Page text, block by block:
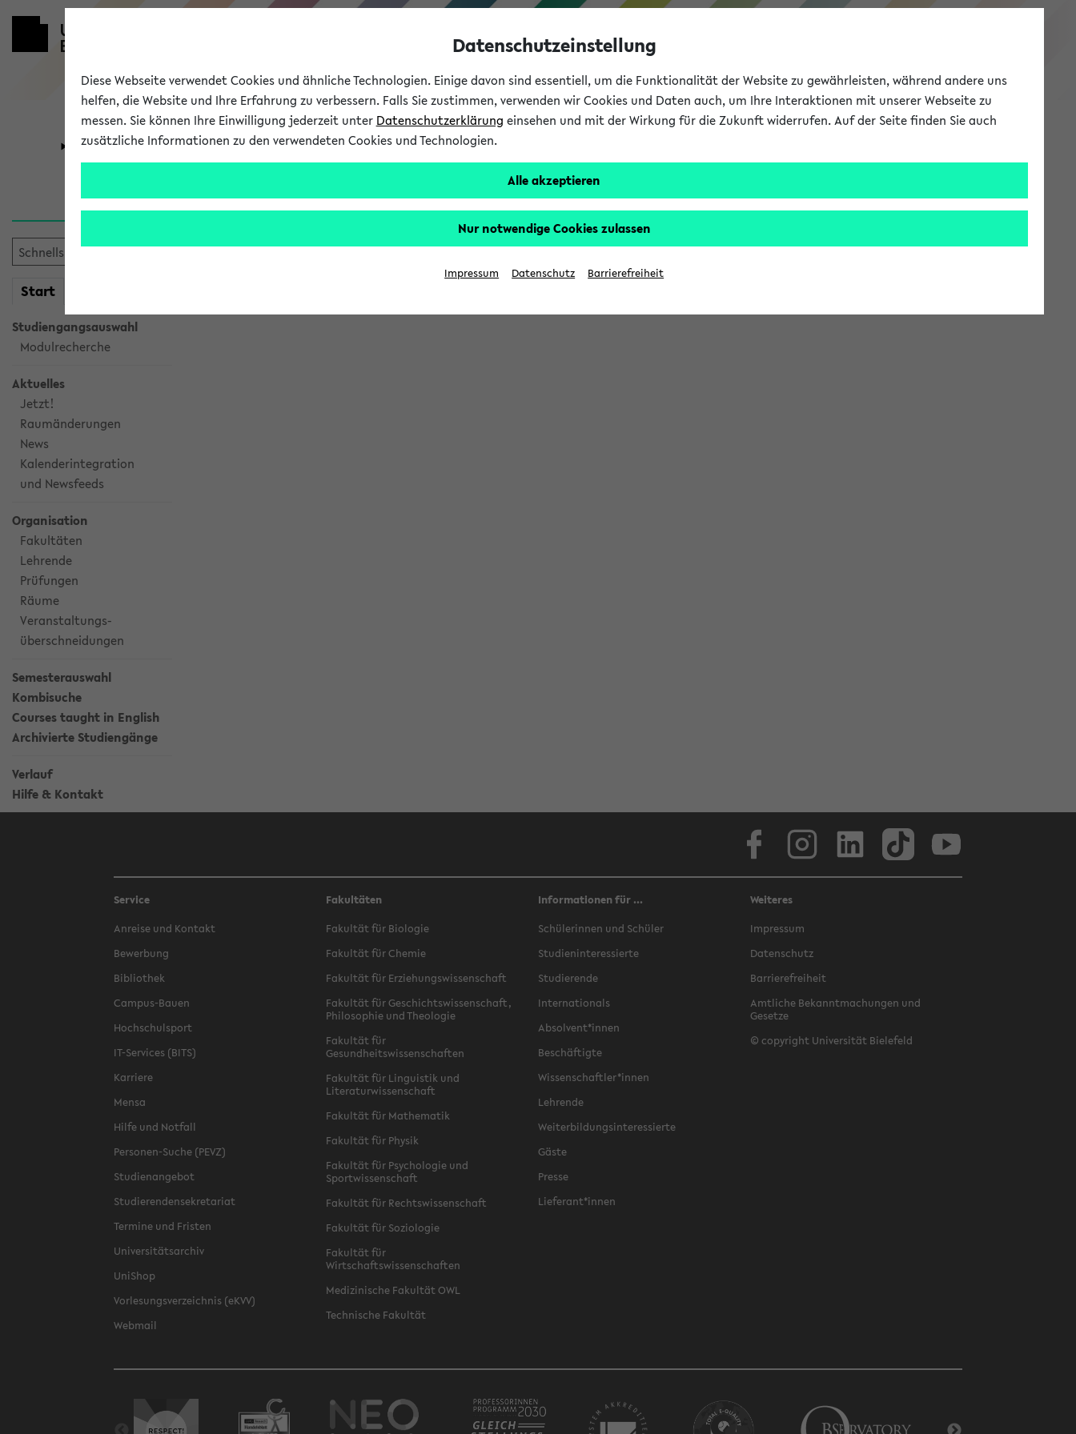
eKVV
Universität Forschung Studium
Start
Studiengangsauswahl
Modulrecherche
Aktuelles
Jetzt!
Raumänderungen
News
Kalenderintegration
und Newsfeeds
Organisation
Fakultäten
Lehrende
Prüfungen
Räume
Veranstaltungs-
überschneidungen
Semesterauswahl
Kombisuche
Courses taught in English
Archivierte Studiengänge
Verlauf
Hilfe & Kontakt
Verlauf
Service
Anreise und Kontakt
Bewerbung
Bibliothek
Campus-Bauen
Hochschulsport
IT-Services (BITS)
Karriere
Mensa
Hilfe und Notfall
Personen-Suche (PEVZ)
Studienangebot
Studierendensekretariat
Termine und Fristen
Universitätsarchiv
UniShop
Vorlesungsverzeichnis (eKVV)
Webmail
Fakultäten
Fakultät für Biologie
Fakultät für Chemie
Fakultät für Erziehungswissenschaft
Fakultät für Geschichtswissenschaft,
Philosophie und Theologie
Fakultät für
Gesundheitswissenschaften
Fakultät für Linguistik und
Literaturwissenschaft
Fakultät für Mathematik
Fakultät für Physik
Fakultät für Psychologie und
Sportwissenschaft
Fakultät für Rechtswissenschaft
Fakultät für Soziologie
Fakultät für
Wirtschaftswissenschaften
Medizinische Fakultät OWL
Technische Fakultät
Informationen für ...
Schülerinnen und Schüler
Studieninteressierte
Studierende
Internationals
Absolvent*innen
Beschäftigte
Wissenschaftler*innen
Lehrende
Weiterbildungsinteressierte
Gäste
Presse
Lieferant*innen
Weiteres
Impressum
Datenschutz
Barrierefreiheit
Amtliche Bekanntmachungen und
Gesetze
© copyright Universität Bielefeld
Datenschutzeinstellung
Diese Webseite verwendet Cookies und ähnliche Technologien. Einige davon sind essentiell, um die Funktionalität der Website zu gewährleisten, während andere uns
helfen, die Website und Ihre Erfahrung zu verbessern. Falls Sie zustimmen, verwenden wir Cookies und Daten auch, um Ihre Interaktionen mit unserer Webseite zu
messen. Sie können Ihre Einwilligung jederzeit unter Datenschutzerklärung einsehen und mit der Wirkung für die Zukunft widerrufen. Auf der Seite finden Sie auch
zusätzliche Informationen zu den verwendeten Cookies und Technologien.
Alle akzeptieren
Nur notwendige Cookies zulassen
Impressum Datenschutz Barrierefreiheit